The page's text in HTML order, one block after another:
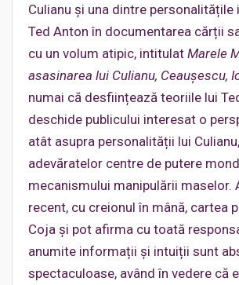
Culianu și una dintre personalitățile
Ted Anton în documentarea cărții
cu un volum atipic, intitulat Marele
asasinarea lui Culianu, Ceaușescu,
numai că desființează teoriile lui
deschide publicului interesat o
atât asupra personalității lui
adevăratelor centre de putere
mecanismului manipulării maselor.
recent, cu creionul în mână, cartea
Coja și pot afirma cu toată
anumite informații și intuiții sunt
spectaculoase, având în vedere că